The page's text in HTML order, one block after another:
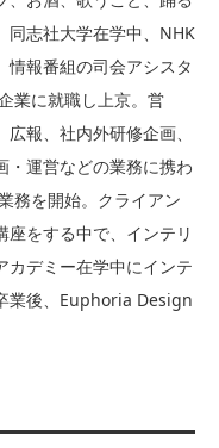
同志社大学在学中、NHK
情報番組の司会アシスタ
業に就職し上京。営
報、社内外研修企画、
・運営などの業務に携わ
務を開始。クライアン
座をする中で、インテリ
カデミー在学中にインテ
業後、Euphoria Design